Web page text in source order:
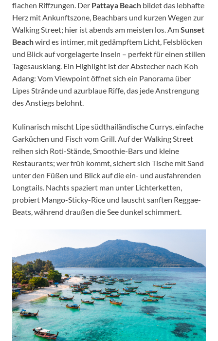
flachen Riffzungen. Der Pattaya Beach bildet das lebhafte
Herz mit Ankunftszone, Beachbars und kurzen Wegen zur
Walking Street; hier ist abends am meisten los. AmSunset
Beachwird es intimer, mit gedämpftem Licht, Felsblöcken
und Blick auf vorgelagerte Inseln – perfekt für einen stillen
Tagesausklang. Ein Highlight ist der Abstecher nach Koh
Adang: Vom Viewpoint öffnet sich ein Panorama über
Lipes Strände und azurblaue Riffe, das jede Anstrengung
des Anstiegs belohnt.
Kulinarisch mischt Lipe südthailändische Currys, einfache
Garküchen und Fisch vom Grill. Auf der Walking Street
reihen sich Roti-Stände, Smoothie-Bars und kleine
Restaurants; wer früh kommt, sichert sich Tische mit Sand
unter den Füßen und Blick auf die ein- und ausfahrenden
Longtails. Nachts spaziert man unter Lichterketten,
probiert Mango-Sticky-Rice und lauscht sanften Reggae-
Beats, während draußen die See dunkel schimmert.